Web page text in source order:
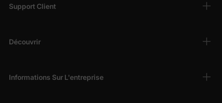
Support Client
Découvrir
Informations Sur L'entreprise